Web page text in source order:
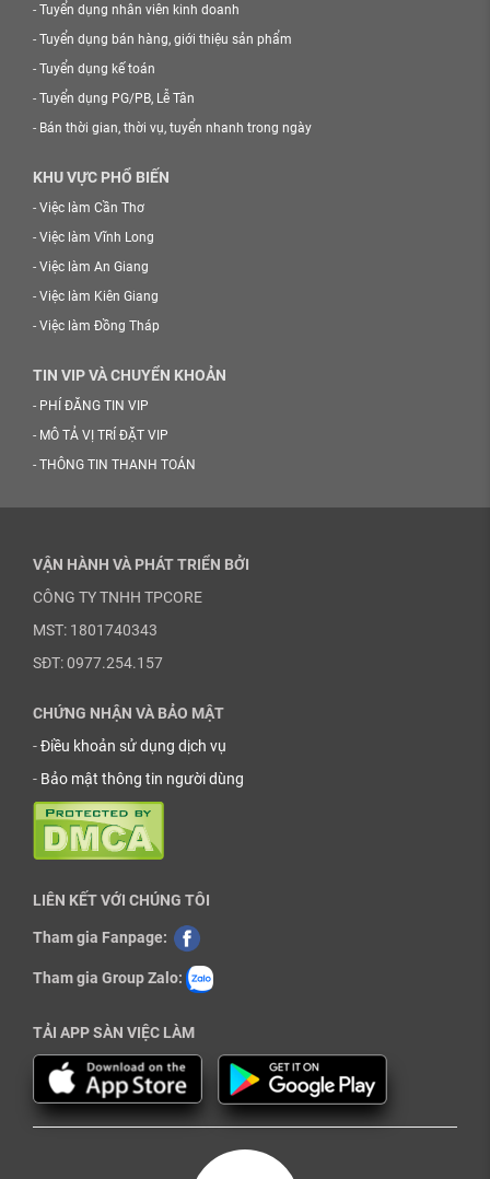
- Tuyển dụng nhân viên kinh doanh
- Tuyển dụng bán hàng, giới thiệu sản phẩm
- Tuyển dụng kế toán
- Tuyển dụng PG/PB, Lễ Tân
- Bán thời gian, thời vụ, tuyển nhanh trong ngày
KHU VỰC PHỔ BIẾN
- Việc làm Cần Thơ
- Việc làm Vĩnh Long
- Việc làm An Giang
- Việc làm Kiên Giang
- Việc làm Đồng Tháp
TIN VIP VÀ CHUYỂN KHOẢN
- PHÍ ĐĂNG TIN VIP
- MÔ TẢ VỊ TRÍ ĐẶT VIP
- THÔNG TIN THANH TOÁN
VẬN HÀNH VÀ PHÁT TRIỂN BỞI
CÔNG TY TNHH TPCORE
MST: 1801740343
SĐT: 0977.254.157
CHỨNG NHẬN VÀ BẢO MẬT
-Điều khoản sử dụng dịch vụ
- Bảo mật thông tin người dùng
LIÊN KẾT VỚI CHÚNG TÔI
Tham gia Fanpage:
Tham gia Group Zalo:
TẢI APP SÀN VIỆC LÀM